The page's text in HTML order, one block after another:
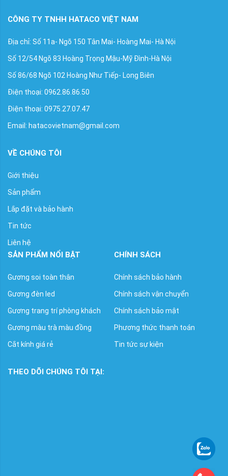
CÔNG TY TNHH HATACO VIỆT NAM
Địa chỉ: Số 11a- Ngõ 150 Tân Mai- Hoàng Mai- Hà Nội
Số 12/54 Ngõ 83 Hoàng Trọng Mậu-Mỹ Đình-Hà Nội
Số 86/68 Ngõ 102 Hoàng Như Tiếp- Long Biên
Điện thoại: 0962.86.86.50
Điện thoại: 0975.27.07.47
Email: hatacovietnam@gmail.com
VỀ CHÚNG TÔI
Giới thiệu
Sản phẩm
Lắp đặt và bảo hành
Tin tức
Liên hệ
SẢN PHẨM NỔI BẬT
Gương soi toàn thân
Gương đèn led
Gương trang trí phòng khách
Gương màu trà màu đồng
Cắt kính giá rẻ
CHÍNH SÁCH
Chính sách bảo hành
Chính sách vận chuyển
Chính sách bảo mật
Phương thức thanh toán
Tin tức sự kiện
THEO DÕI CHÚNG TÔI TẠI: